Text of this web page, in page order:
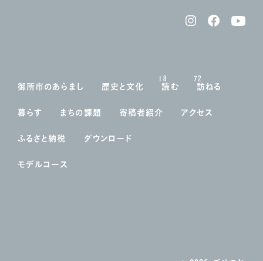
御所市のあらまし 歴史と文化 読む
18
訪ねる
72
暮らす まちの課題 寄稿者紹介 アクセス
ふるさと納税 ダウンロード
モデルコース